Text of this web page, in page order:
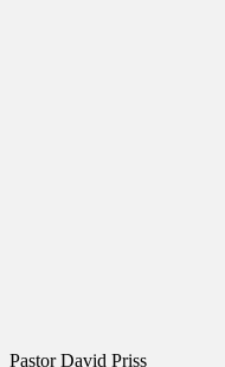
Pastor David Priss